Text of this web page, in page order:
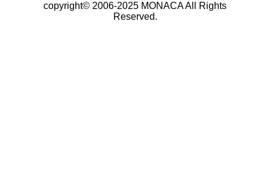
copyright© 2006-2025 MONACA All Rights
Reserved.